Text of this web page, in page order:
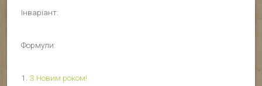
Інваріант:
Формули:
1. З Новим роком!